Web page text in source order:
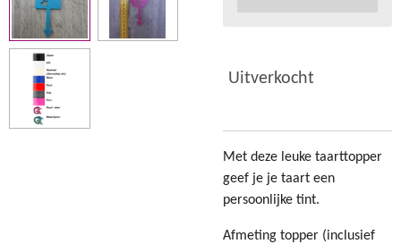
Uitverkocht
Met deze leuke taarttopper
geef je je taart een
persoonlijke tint.
Afmeting topper (inclusief